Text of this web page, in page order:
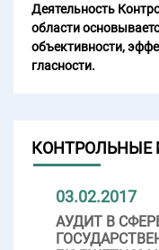
Деятельность
области
объективности,
гласности.
КОНТРОЛЬНЫЕ
03.02.2017
АУДИТ В